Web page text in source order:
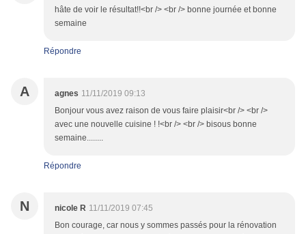
hâte de voir le résultat!!<br /> <br /> bonne journée et bonne
semaine
Répondre
A agnes 11/11/2019 09:13
Bonjour vous avez raison de vous faire plaisir<br /> <br />
avec une nouvelle cuisine ! !<br /> <br /> bisous bonne
semaine........
Répondre
N nicole R 11/11/2019 07:45
Bon courage, car nous y sommes passés pour la rénovation